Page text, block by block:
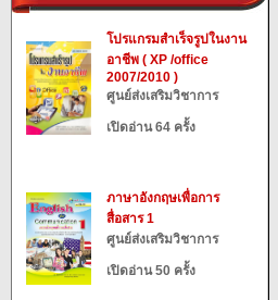
โปรแกรมสำเร็จรูปในงาน
อาชีพ ( XP /office
2007/2010 )
ศูนย์ส่งเสริมวิชาการ
เปิดอ่าน 64 ครั้ง
ภาษาอังกฤษเพื่อการ
สื่อสาร 1
ศูนย์ส่งเสริมวิชาการ
เปิดอ่าน 50 ครั้ง